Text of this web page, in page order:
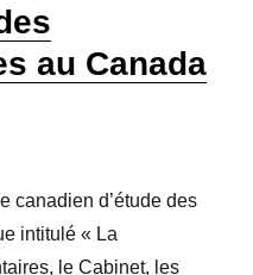
au Canada
canadien d’étude des
intitulé « La
le Cabinet, les